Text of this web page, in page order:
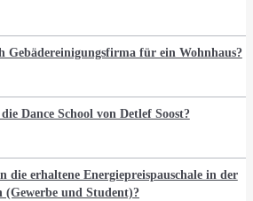
Gebädereinigungsfirma für ein Wohnhaus?
Dance School von Detlef Soost?
die erhaltene Energiepreispauschale in der
(Gewerbe und Student)?